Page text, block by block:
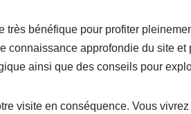
très bénéfique pour profiter
connaissance approfondie du site et
ainsi que des conseils pour
visite en conséquence. Vous